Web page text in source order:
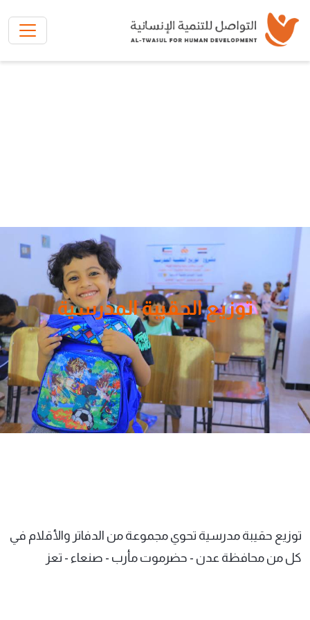
توزيع الحقيبة المدرسية
توزيع حقيبة مدرسية تحوي مجموعة من الدفاتر والأقلام في
كل من محافظة عدن - حضرموت مأرب - صنعاء - تعز